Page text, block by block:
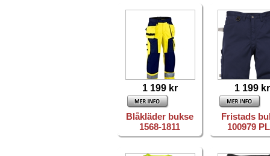
1 199 kr
Blåkläder bukse
1568-1811
1 199 kr
Fristads
100979